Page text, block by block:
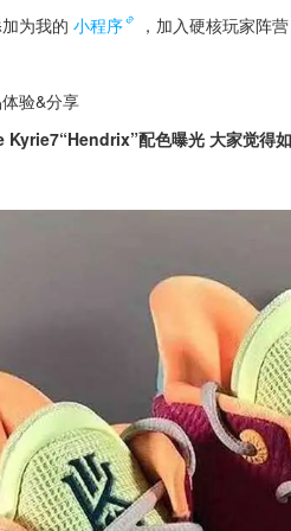
为我的 小程序
，加入硬核玩家阵营
验&分享
Kyrie7“Hendrix”配色曝光 大家觉得